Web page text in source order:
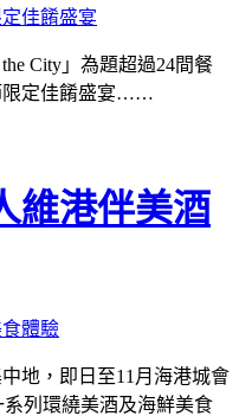
City」為題超過24間餐
限定佳餚盛宴……
維港伴美酒
地，即日至11月海港城會
系列環繞美酒及海鮮美食